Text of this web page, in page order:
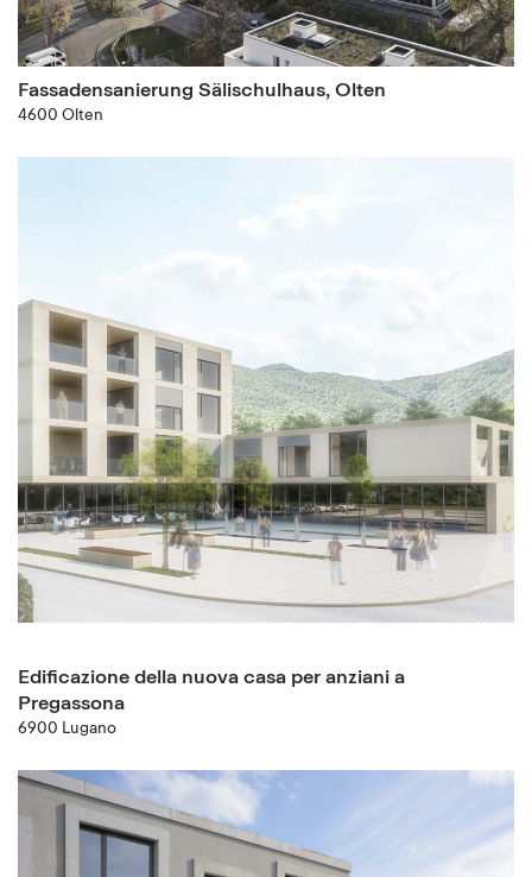
Fassadensanierung Sälischulhaus, Olten
4600 Olten
Edificazione della nuova casa per anziani a
Pregassona
6900 Lugano